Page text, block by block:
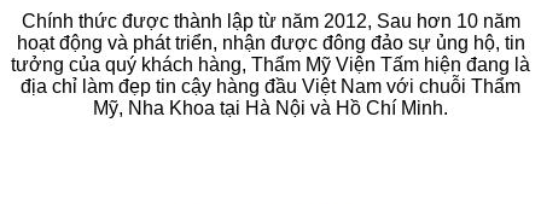
Chính thức được thành lập từ năm 2012, Sau hơn 10 năm
hoạt động và phát triển, nhận được đông đảo sự ủng hộ, tin
tưởng của quý khách hàng, Thẩm Mỹ Viện Tấm hiện đang là
địa chỉ làm đẹp tin cậy hàng đầu Việt Nam với chuỗi Thẩm
Mỹ, Nha Khoa tại Hà Nội và Hồ Chí Minh.